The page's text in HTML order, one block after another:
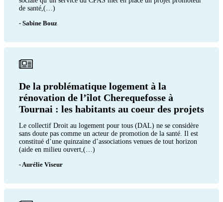
de santé,(…)
- Sabine Bouz
De la problématique logement à la
rénovation de l’îlot Cherequefosse à
Tournai : les habitants au coeur des projets
Le collectif Droit au logement pour tous (DAL) ne se considère
sans doute pas comme un acteur de promotion de la santé. Il est
constitué d’une quinzaine d’associations venues de tout horizon
(aide en milieu ouvert,(…)
- Aurélie Viseur